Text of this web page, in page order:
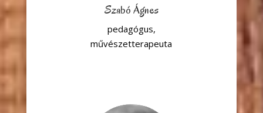
Szabó Ágnes
pedagógus,
művészetterapeuta